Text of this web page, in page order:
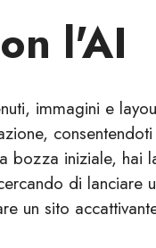
l'AI
immagini e
bozza iniziale, hai
di
un sito